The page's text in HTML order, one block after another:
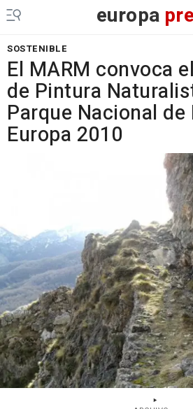
europa
SOSTENIBLE
El MARM convoca
de Pintura
Parque Nacional de
Europa 2010